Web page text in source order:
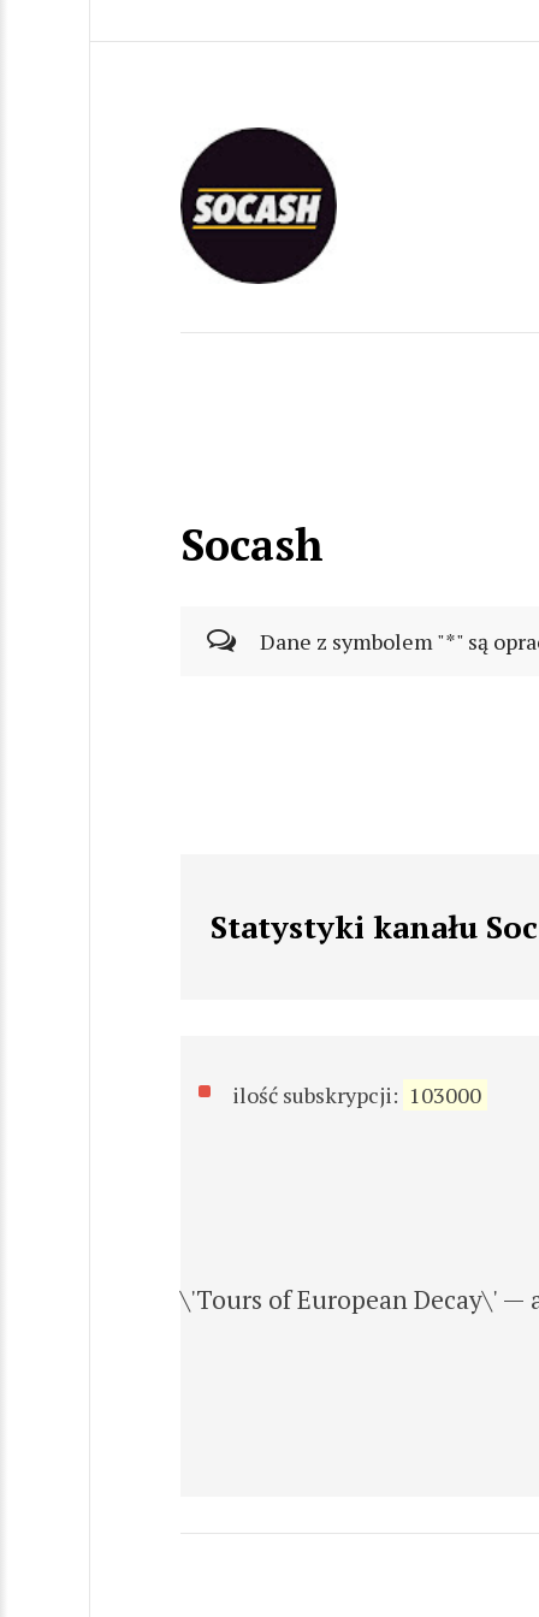
Socash
Dane z symbolem "*" są
Statystyki kanału
ilość subskrypcji: 103000
\'Tours of European Decay\' —